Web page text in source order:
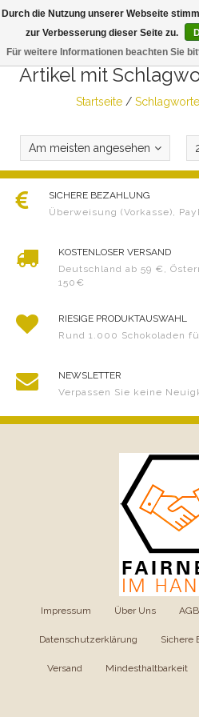
Artikel mit
Startseite/ Schlagworte
Am meisten angesehen
SICHERE BEZAHLUNG
Überweisung (Vorkasse),
KOSTENLOSER VERSAND
Deutschland ab 59 €,
150€
RIESIGE PRODUKTAUSWAHL
Rund 1.000 Schokoladen
NEWSLETTER
Verpassen Sie keine
Impressum Über Uns AGB
Datenschutzerklärung Sichere
Versand Mindesthaltbarkeit
Durch die Nutzung unserer Webseite
zur Verbesserung dieser Seite zu.
Für weitere Informationen beachten Sie